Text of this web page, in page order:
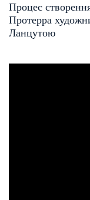
Процес
Протерра
Ланцутою